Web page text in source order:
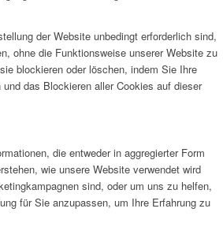
mobil: Der Bus tourt durch den Kreis
der Website unbedingt erforderlich sind,
ohne die Funktionsweise unserer Website zu
blockieren oder löschen, indem Sie Ihre
und das Blockieren aller Cookies auf dieser
die entweder in aggregierter Form
wie unsere Website verwendet wird
sind, oder um uns zu helfen,
für Sie anzupassen, um Ihre Erfahrung zu